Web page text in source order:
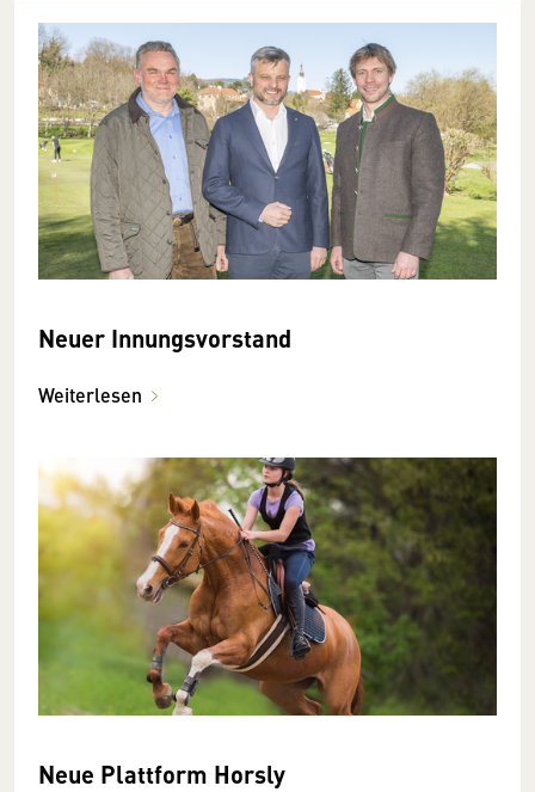
Neuer Innungsvorstand
Weiterlesen
Neue Plattform Horsly